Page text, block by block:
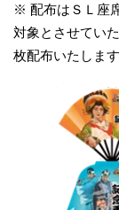
※ 配布はＳＬ座
対象とさせてい
枚配布いたします